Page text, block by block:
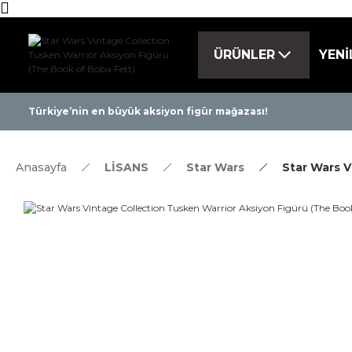
ÜRÜNLER
Türkiye’nin en büyük aksiyon figür mağazası!Tüm ürünlerde
Anasayfa LİSANS Star Wars Star Wars